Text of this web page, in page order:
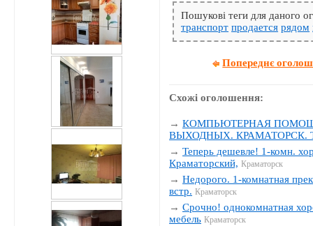
Пошукові теги для даного
транспорт продается рядом
Попереднє
Схожі оголошення:
→КОМПЬЮТЕРНАЯ
ВЫХОДНЫХ. КРАМАТОРСК.
→Теперь дешевле! 1-комн.
Краматорский, Краматорск
→Недорого. 1-комнатная
встр. Краматорск
→Срочно! однокомнатная
мебель Краматорск